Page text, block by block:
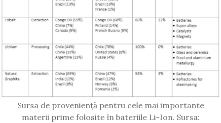
Sursa de proveniență pentru cele mai importante
materii prime folosite în bateriile Li-Ion. Sursa: